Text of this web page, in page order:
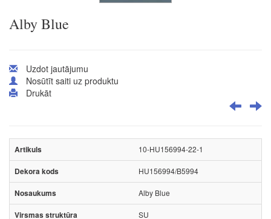
Alby Blue
Uzdot jautājumu
Nosūtīt saiti uz produktu
Drukāt
10-HU156994-22-1
HU156994/B5994
Alby Blue
SU